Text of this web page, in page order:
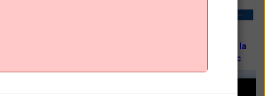
digitală destinată accesului la
informațiile de interes public